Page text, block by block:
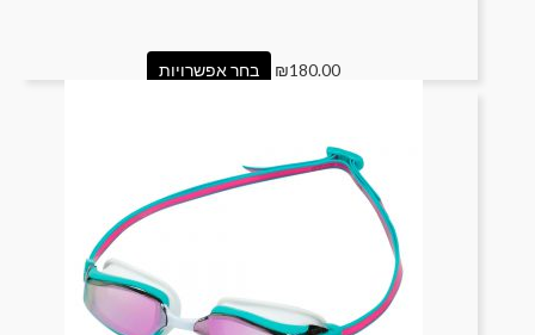
₪180.00 בחר אפשרויות